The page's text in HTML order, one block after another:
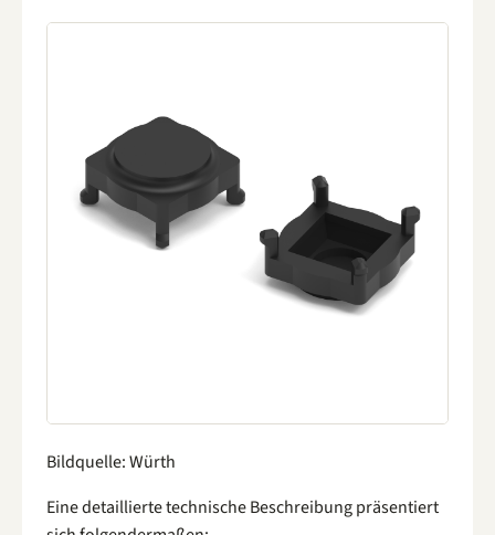
Bildquelle: Würth
Eine detaillierte technische Beschreibung präsentiert